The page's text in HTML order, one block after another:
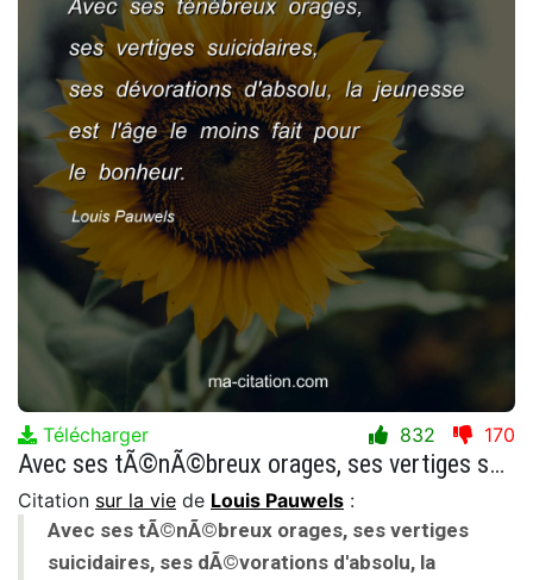
Télécharger 832 170
Avec ses tÃ©nÃ©breux orages, ses vertiges suicidaires, ses dÃ©vorations d'absolu, la jeunesse est l'Ã¢ge le moins fait pour le bonheur.
Citation sur la vie de Louis Pauwels :
Avec ses tÃ©nÃ©breux orages, ses vertiges
suicidaires, ses dÃ©vorations d'absolu, la